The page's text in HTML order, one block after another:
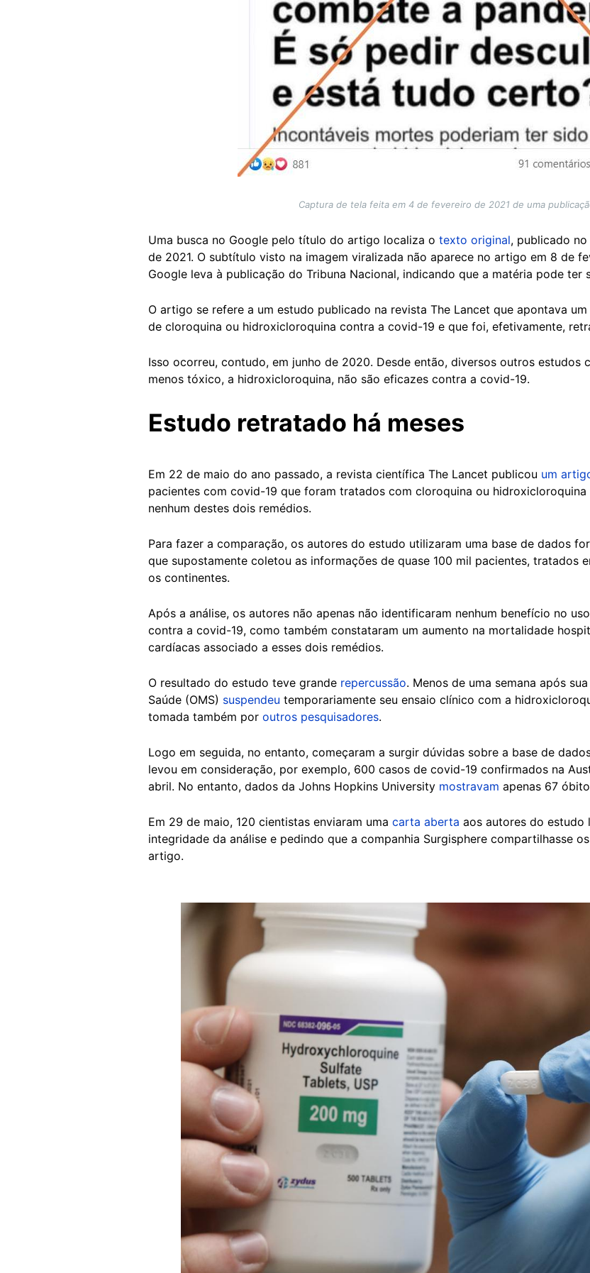
Captura de tela feita em 4 de fevereiro de 2021 de uma
Uma busca no Google pelo título do artigo localiza o texto original, publicado
de 2021. O subtítulo visto na imagem viralizada não aparece no artigo em 8 de
Google leva à publicação do Tribuna Nacional, indicando que a matéria pode ter
O artigo se refere a um estudo publicado na revista The Lancet que apontava
de cloroquina ou hidroxicloroquina contra a covid-19 e que foi, efetivamente,
Isso ocorreu, contudo, em junho de 2020. Desde então, diversos outros estudos
menos tóxico, a hidroxicloroquina, não são eficazes contra a covid-19.
Estudo retratado há meses
Em 22 de maio do ano passado, a revista científica The Lancet publicou um
pacientes com covid-19 que foram tratados com cloroquina ou hidroxicloroquina
nenhum destes dois remédios.
Para fazer a comparação, os autores do estudo utilizaram uma base de dados
que supostamente coletou as informações de quase 100 mil pacientes, tratados
os continentes.
Após a análise, os autores não apenas não identificaram nenhum benefício no
contra a covid-19, como também constataram um aumento na mortalidade
cardíacas associado a esses dois remédios.
O resultado do estudo teve grande repercussão. Menos de uma semana após
Saúde (OMS) suspendeu temporariamente seu ensaio clínico com a
tomada também por outros pesquisadores.
Logo em seguida, no entanto, começaram a surgir dúvidas sobre a base de
levou em consideração, por exemplo, 600 casos de covid-19 confirmados na
abril. No entanto, dados da Johns Hopkins University mostravam apenas 67
Em 29 de maio, 120 cientistas enviaram uma carta aberta aos autores do estudo
integridade da análise e pedindo que a companhia Surgisphere compartilhasse
artigo.